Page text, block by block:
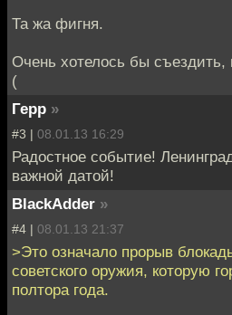
Та жа фигня.
Очень хотелось бы съездить,
(
Герр »
#3 | 08.01.13 16:29
Радостное событие!
важной датой!
BlackAdder »
#4 | 08.01.13 21:37
>Это означало прорыв
советского оружия, которую
полтора года.